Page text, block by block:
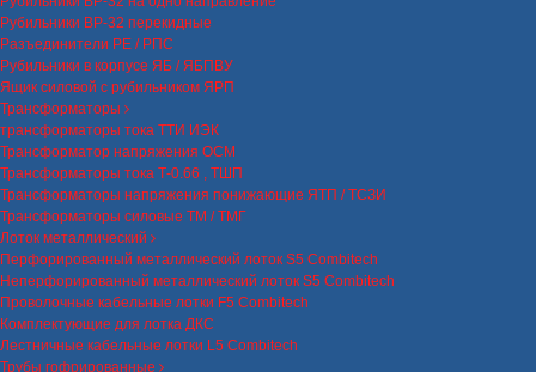
Рубильники ВР-32 перекидные
Разъединители РЕ / РПС
Рубильники в корпусе ЯБ / ЯБПВУ
Ящик силовой с рубильником ЯРП
Трансформаторы
трансформаторы тока ТТИ ИЭК
Трансформатор напряжения ОСМ
Трансформаторы тока Т-0.66 , ТШП
Трансформаторы напряжения понижающие ЯТП / ТСЗИ
Трансформаторы силовые ТМ / ТМГ
Лоток металлический
Перфорированный металлический лоток S5 Combitech
Неперфорированный металлический лоток S5 Combitech
Проволочные кабельные лотки F5 Combitech
Комплектующие для лотка ДКС
Лестничные кабельные лотки L5 Combitech
Трубы гофрированные